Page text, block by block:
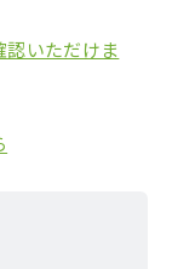
認いただけま